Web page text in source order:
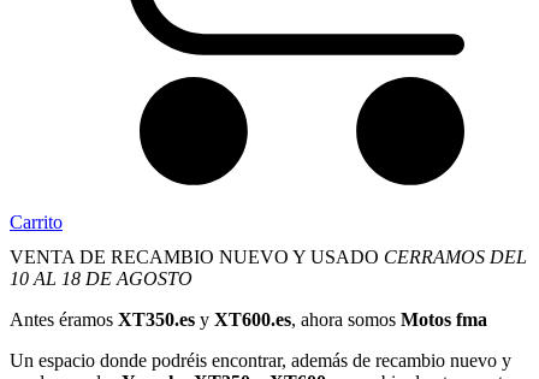
Carrito
VENTA DE RECAMBIO NUEVO Y USADO CERRAMOS DEL
10 AL 18 DE AGOSTO
Antes éramos XT350.es y XT600.es, ahora somos Motos fma
Un espacio donde podréis encontrar, además de recambio nuevo y